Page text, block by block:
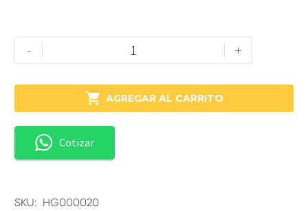
- +
 AGREGAR AL CARRITO
Cotizar
SKU: HG000020